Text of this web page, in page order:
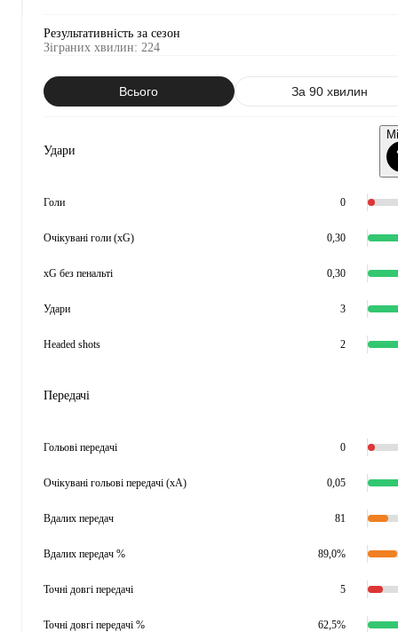
Результативність за сезон
Зіграних хвилин: 224
Всього За 90 хвилин
Удари
Голи 0
Очікувані голи (xG) 0,30
xG без пенальті 0,30
Удари 3
Headed shots 2
Передачі
Гольові передачі 0
Очікувані гольові передачі (xA) 0,05
Вдалих передач 81
Вдалих передач % 89,0%
Точні довгі передачі 5
Точні довгі передачі % 62,5%